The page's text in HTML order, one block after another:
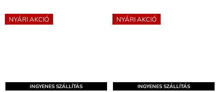
NYÁRI AKCIÓ
INGYENES SZÁLLÍTÁS
NYÁRI AKCIÓ
INGYENES SZÁLLÍTÁS